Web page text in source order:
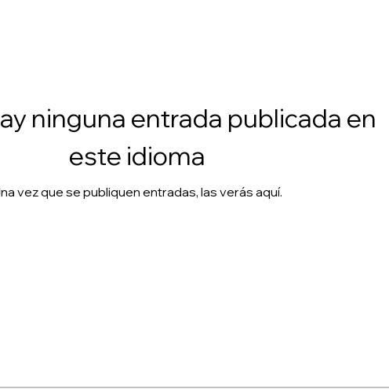
ninguna entrada publicada en
este idioma
vez que se publiquen entradas, las verás aquí.